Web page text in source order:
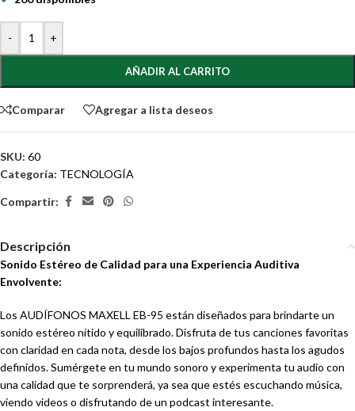
- +
AÑADIR AL CARRITO
Comparar Agregar a lista deseos
SKU: 60
Categoría: TECNOLOGÍA
Compartir:
Descripción
Sonido Estéreo de Calidad para una Experiencia Auditiva
Envolvente:
Los AUDÍFONOS MAXELL EB-95 están diseñados para brindarte un
sonido estéreo nítido y equilibrado. Disfruta de tus canciones favoritas
con claridad en cada nota, desde los bajos profundos hasta los agudos
definidos. Sumérgete en tu mundo sonoro y experimenta tu audio con
una calidad que te sorprenderá, ya sea que estés escuchando música,
viendo videos o disfrutando de un podcast interesante.